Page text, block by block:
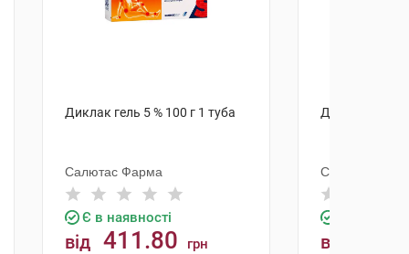
Диклак гель 5 % 100 г 1 туба
Салютас Фарма
Є в наявності
від 411.80 грн
Диклак гель 5
Салютас
від